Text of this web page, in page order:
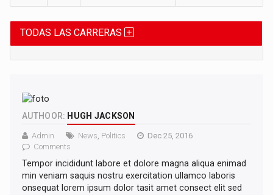
TODAS LAS CARRERAS
AUTHOOR: HUGH JACKSON
Admin News Politics
Dec 25, 2016
Comments
Tempor incididunt labore et dolore magna aliqua enimad
min veniam saquis nostru exercitation ullamco laboris
onsequat lorem ipsum dolor tasit amet consect elit sed